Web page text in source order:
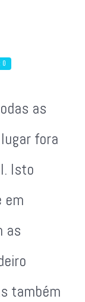
0
as
fora
Isto
em
as
também